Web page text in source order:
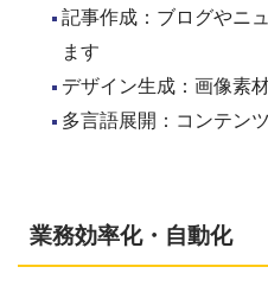
記事作成：ブログやニ
ます
デザイン生成：画像素
多言語展開：コンテン
業務効率化・自動化